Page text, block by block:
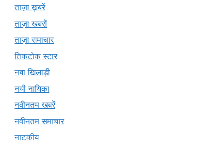
ताज़ा ख़बरें
ताज़ा खबरों
ताज़ा समाचार
तिकटोक स्टार
नबा खिलाड़ी
नयी नायिका
नवीनतम खबरें
नवीनतम समाचार
नाटकीय